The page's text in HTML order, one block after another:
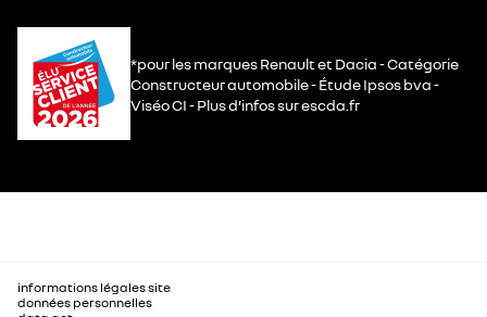
*pour les marques Renault et Dacia - Catégorie
Constructeur automobile - Étude Ipsos bva -
Viséo CI - Plus d’infos sur escda.fr
informations légales site
données personnelles